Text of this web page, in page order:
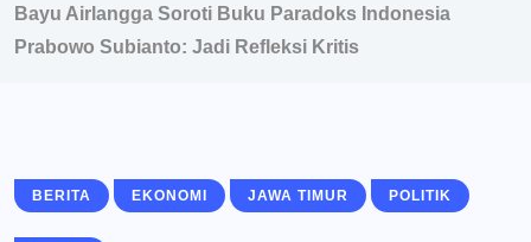
Bayu Airlangga Soroti Buku Paradoks Indonesia
Prabowo Subianto: Jadi Refleksi Kritis
BERITA EKONOMI JAWA TIMUR POLITIK